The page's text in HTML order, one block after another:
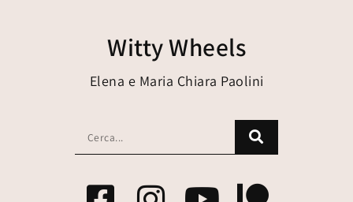
Witty Wheels
Elena e Maria Chiara Paolini